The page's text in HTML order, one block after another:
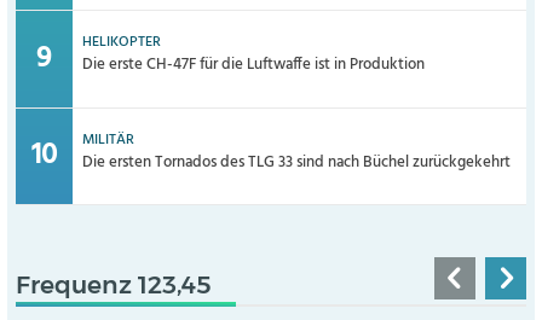
HELIKOPTER
Die erste CH-47F für die Luftwaffe ist in Produktion
MILITÄR
Die ersten Tornados des TLG 33 sind nach Büchel zurückgekehrt
Frequenz 123,45